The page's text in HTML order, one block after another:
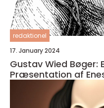
redaktionel
17. January 2024
Gustav Wied Bøger:
Præsentation af